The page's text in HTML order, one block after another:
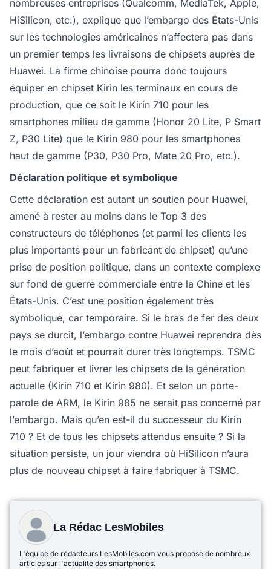
nombreuses entreprises (Qualcomm, MediaTek, Apple,
HiSilicon, etc.), explique que l’embargo des États-Unis
sur les technologies américaines n’affectera pas dans
un premier temps les livraisons de chipsets auprès de
Huawei. La firme chinoise pourra donc toujours
équiper en chipset Kirin les terminaux en cours de
production, que ce soit le Kirin 710 pour les
smartphones milieu de gamme (Honor 20 Lite, P Smart
Z, P30 Lite) que le Kirin 980 pour les smartphones
haut de gamme (P30, P30 Pro, Mate 20 Pro, etc.).
Déclaration politique et symbolique
Cette déclaration est autant un soutien pour Huawei,
amené à rester au moins dans le Top 3 des
constructeurs de téléphones (et parmi les clients les
plus importants pour un fabricant de chipset) qu’une
prise de position politique, dans un contexte complexe
sur fond de guerre commerciale entre la Chine et les
États-Unis. C’est une position également très
symbolique, car temporaire. Si le bras de fer des deux
pays se durcit, l’embargo contre Huawei reprendra dès
le mois d’août et pourrait durer très longtemps. TSMC
peut fabriquer et livrer les chipsets de la génération
actuelle (Kirin 710 et Kirin 980). Et selon un porte-
parole de ARM, le Kirin 985 ne serait pas concerné par
l’embargo. Mais qu’en est-il du successeur du Kirin
710 ? Et de tous les chipsets attendus ensuite ? Si la
situation persiste, un jour viendra où HiSilicon n’aura
plus de nouveau chipset à faire fabriquer à TSMC.
La Rédac LesMobiles
L'équipe de rédacteurs LesMobiles.com vous propose de nombreux
articles sur l'actualité des smartphones.